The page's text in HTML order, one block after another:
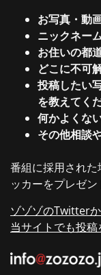
お写真・動
ニックネー
お住いの都
どこに不可
投稿したい
を教えてく
何かよくな
その他相談
番組に採用され
ッカーをプレゼン
ゾゾゾのTwitter
当サイトでも投